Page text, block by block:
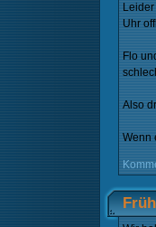
Uhr
Flo
Also
Wenn